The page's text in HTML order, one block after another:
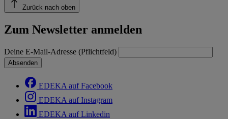
Zurück nach oben
Zum Newsletter anmelden
Deine E-Mail-Adresse (Pflichtfeld)
Absenden
EDEKA auf Facebook
EDEKA auf Instagram
EDEKA auf Linkedin